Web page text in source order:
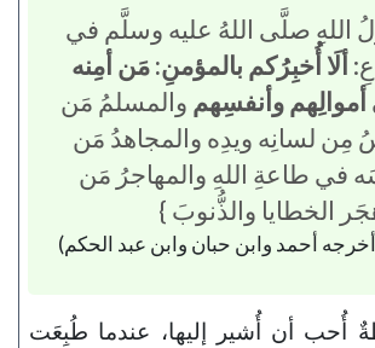
اللهِ صلَّى اللهُ عليه وسلَّم في
ألَا أُخبِرُكم بالمؤمنِ: مَن أمِنه
وأنفسِهم والمسلمُ مَن
مِن لسانِه ويدِه والمجاهدُ مَن
في طاعةِ اللهِ والمهاجرُ مَن
الخطايا والذُّنوبَ }
أحمد وابن حبان وابن عبد الحكم)
أُحب أن أُشير إليها، عندما طُبِعَت